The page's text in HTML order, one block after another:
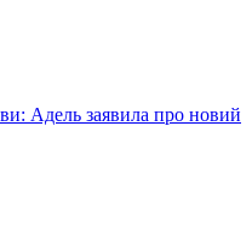
Адель заявила про новий